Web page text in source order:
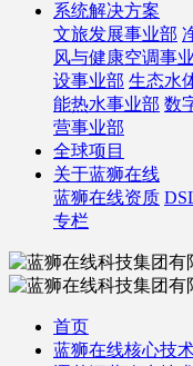
系统解决方案
文旅发展事业部
风与健康空调事
设事业部 生态水
能热水事业部 数
营事业部
全球项目
关于蓝狮在线
蓝狮在线资质
专栏
首页
蓝狮在线核心技